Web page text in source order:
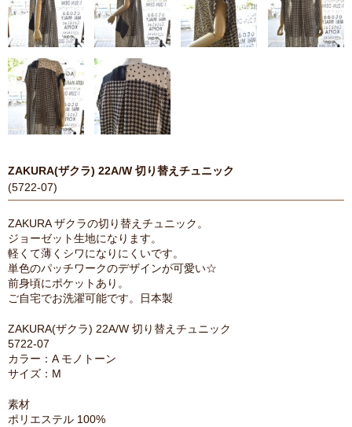
ZAKURA(ザクラ) 22A/W 切り替えチュニック
(5722-07)
ZAKURA ザクラの切り替えチュニック。
ジョーゼット生地になります。
軽くて薄くシワになりにくいです。
単色のパッチワークのデザインが可愛い☆
前身頃にポケットあり。
ご自宅でお洗濯可能です。日本製
ZAKURA(ザクラ) 22A/W 切り替えチュニック
5722-07
カラー：A モノトーン
サイズ：M
素材
ポリエステル 100%